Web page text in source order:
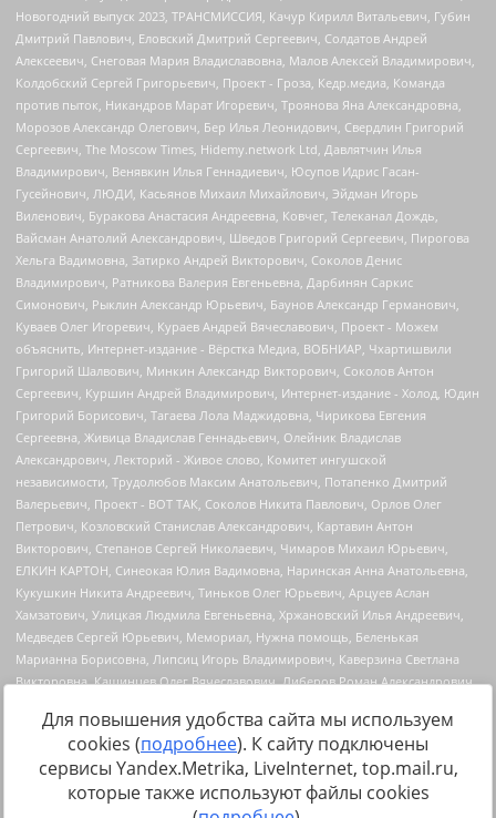
Источник:https://minjust.gov.ru/uploaded/files/reestr-
inostrannyih-agentov-22-03-2024.pdfданные на22.03.2024
Для повышения удобства сайта мы используем
cookies (подробнее). К сайту подключены
сервисы Yandex.Metrika, LiveInternet, top.mail.ru,
которые также используют файлы cookies